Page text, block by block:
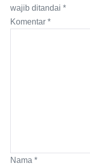
wajib ditandai *
Komentar *
Nama *